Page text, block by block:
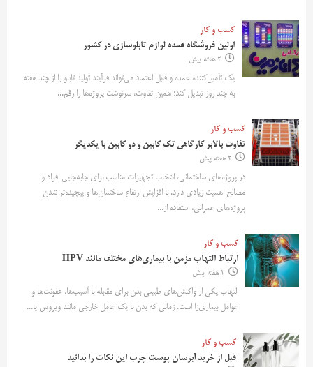
کسب و کار
اولین فروشگاه عمده لوازم تابلوسازی در کشور
2 هفته پیش
یک تأمین‌کننده عمده و قابل اعتماد می‌تواند فرآیند تولید تابلو را از چند هفته
به چند روز تبدیل کند؛ همین تفاوت، سرنوشت پروژه‌ها را رقم...
کسب و کار
تفاوت بالابر کارگاهی تک کابین و دو کابین با یکدیگر
2 هفته پیش
در پروژه‌های ساختمانی، انتخاب تجهیزات مناسب برای جابه‌جایی افراد و
مصالح اهمیت زیادی دارد. با افزایش ارتفاع ساختمان‌ها و پیچیده‌تر شدن
پروژه‌های عمرانی، استفاده از...
کسب و کار
ارتباط التهاب مزمن با بیماری‌های مختلف مانند HPV
2 هفته پیش
التهاب یکی از واکنش‌های طبیعی بدن برای مقابله با آسیب‌ها، عفونت‌ها و
عوامل بیماری‌زا است. زمانی که بدن با یک عامل خارجی مانند ویروس یا...
کسب و کار
قبل از خرید آبرسان پوست چرب این نکات را بدانید